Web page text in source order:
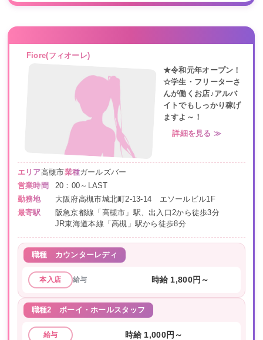
Fiore(フィオーレ)
★令和元年オープン！
☆学生・フリーターさ
んが働くお店♪アルバ
イトでもしっかり稼げ
ますよ～！
詳細を見る ≫
エリア高槻市業種ガールズバー
営業時間
20：00～LAST
勤務地
大阪府高槻市城北町2-13-14 エソールビル1F
最寄駅
阪急京都線「高槻市」駅、出入口2から徒歩3分
JR東海道本線「高槻」駅から徒歩8分
職種 カウンターレディ
本入店 給与 時給 1,800円～
職種2 ボーイ・ホールスタッフ
給与 時給 1,000円～